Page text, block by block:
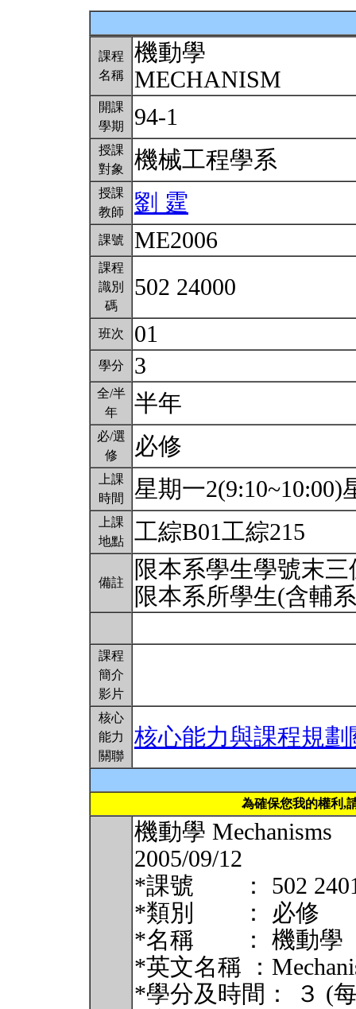
課程
名稱
機動學
MECHANISM
開課
學期
94-1
授課
對象
機械工程學系
授課
教師
劉 霆
課號 ME2006
課程
識別
碼
502 24000
班次 01
學分 3
全/半
年
半年
必/選
修
必修
上課
時間
星期一2(9:10~10:00)
上課
地點
工綜B01工綜215
備註
限本系學生學號末
限本系所學生(含輔
課程
簡介
影片
核心
能力
關聯
核心能力與課程規劃
為確保您我的權利,
機動學 Mechanisms
2005/09/12
*課號 ： 502
*類別 ： 必修
*名稱 ： 機動學
*英文名稱 ：
*學分及時間： ３ (